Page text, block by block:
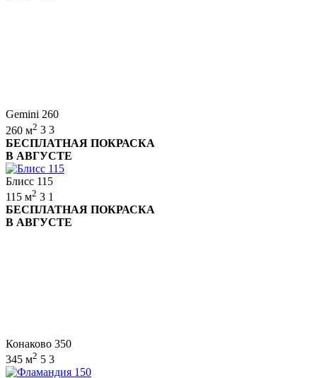
Gemini 260
260 м2 3 3
БЕСПЛАТНАЯ ПОКРАСКА
В АВГУСТЕ
Блисс 115
115 м2 3 1
БЕСПЛАТНАЯ ПОКРАСКА
В АВГУСТЕ
Конаково 350
345 м2 5 3